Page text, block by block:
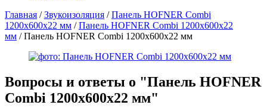
Главная /Звукоизоляция /Панель HOFNER Combi
1200х600х22 мм /Панель HOFNER Combi 1200х600х22
мм / Панель HOFNER Combi 1200х600х22 мм
Вопросы и ответы о "Панель HOFNER
Combi 1200х600х22 мм"